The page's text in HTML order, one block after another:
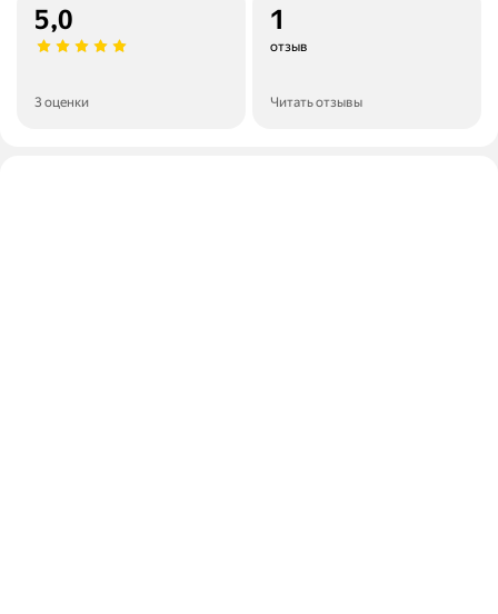
5,0
3 оценки
1
отзыв
Читать отзывы